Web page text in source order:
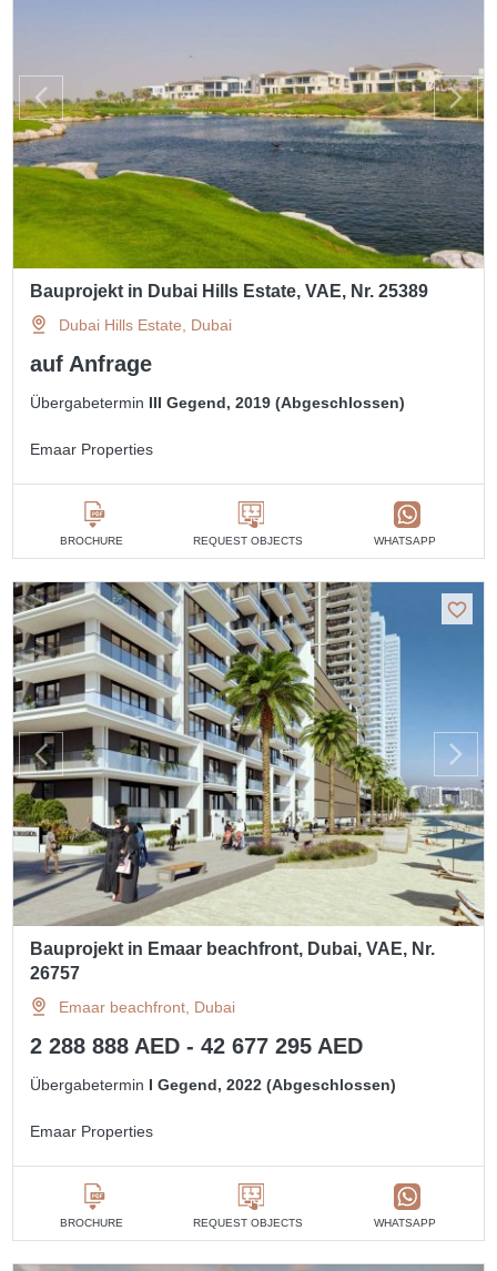
Bauprojekt in Dubai Hills Estate, VAE, Nr. 25389
Dubai Hills Estate, Dubai
auf Anfrage
Übergabetermin III Gegend, 2019 (Abgeschlossen)
Emaar Properties
BROCHURE REQUEST OBJECTS WHATSAPP
Bauprojekt in Emaar beachfront, Dubai, VAE, Nr.
26757
Emaar beachfront, Dubai
2 288 888 AED - 42 677 295 AED
Übergabetermin I Gegend, 2022 (Abgeschlossen)
Emaar Properties
BROCHURE REQUEST OBJECTS WHATSAPP